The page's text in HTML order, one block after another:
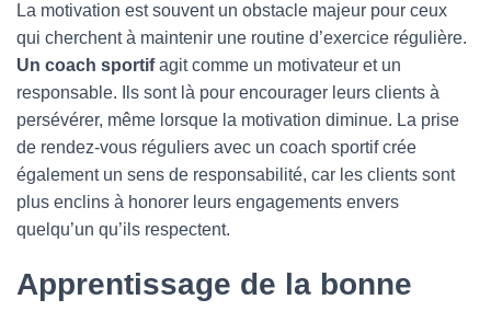
La motivation est souvent un obstacle majeur pour ceux
qui cherchent à maintenir une routine d’exercice régulière.
Un coach sportifagit comme un motivateur et un
responsable. Ils sont là pour encourager leurs clients à
persévérer, même lorsque la motivation diminue. La prise
de rendez-vous réguliers avec un coach sportif crée
également un sens de responsabilité, car les clients sont
plus enclins à honorer leurs engagements envers
quelqu’un qu’ils respectent.
Apprentissage de la bonne